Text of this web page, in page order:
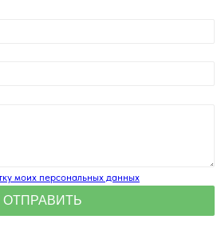
моих персональных данных